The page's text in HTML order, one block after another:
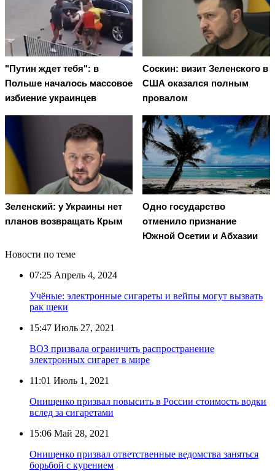
"Путин ждет тебя": в
Польше началось массовое
избиение украинцев
Соскин: визит Зеленского в
США оказался полным
провалом
Зеленский: у Украины нет
планов возвращать Крым
Одно государство
отменило признание
Южной Осетии и Абхазии
Новости по теме
07:25 Апрель 4, 2024
Учёные: электронные сигареты и вейпы могут вызвать
рак щеки
15:47 Июль 27, 2021
ВОЗ призвала ограничить распространение
электронных сигарет в мире
11:01 Июль 1, 2021
Онищенко призвал повысить в России стоимость водки
вслед за сигаретами
15:06 Май 28, 2021
Онищенко призвал ответственные ведомства заняться
борьбой с курением